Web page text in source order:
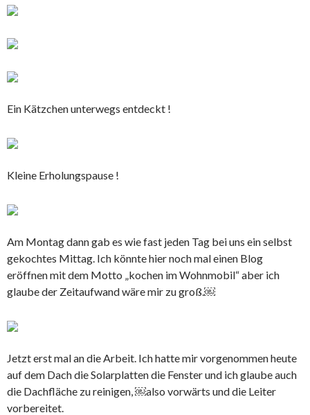
Ein Kätzchen unterwegs entdeckt !
Kleine Erholungspause !
Am Montag dann gab es wie fast jeden Tag bei uns ein selbst
gekochtes Mittag. Ich könnte hier noch mal einen Blog
eröffnen mit dem Motto „kochen im Wohnmobil“ aber ich
glaube der Zeitaufwand wäre mir zu groß.￼
Jetzt erst mal an die Arbeit. Ich hatte mir vorgenommen heute
auf dem Dach die Solarplatten die Fenster und ich glaube auch
die Dachfläche zu reinigen, ￼also vorwärts und die Leiter
vorbereitet.